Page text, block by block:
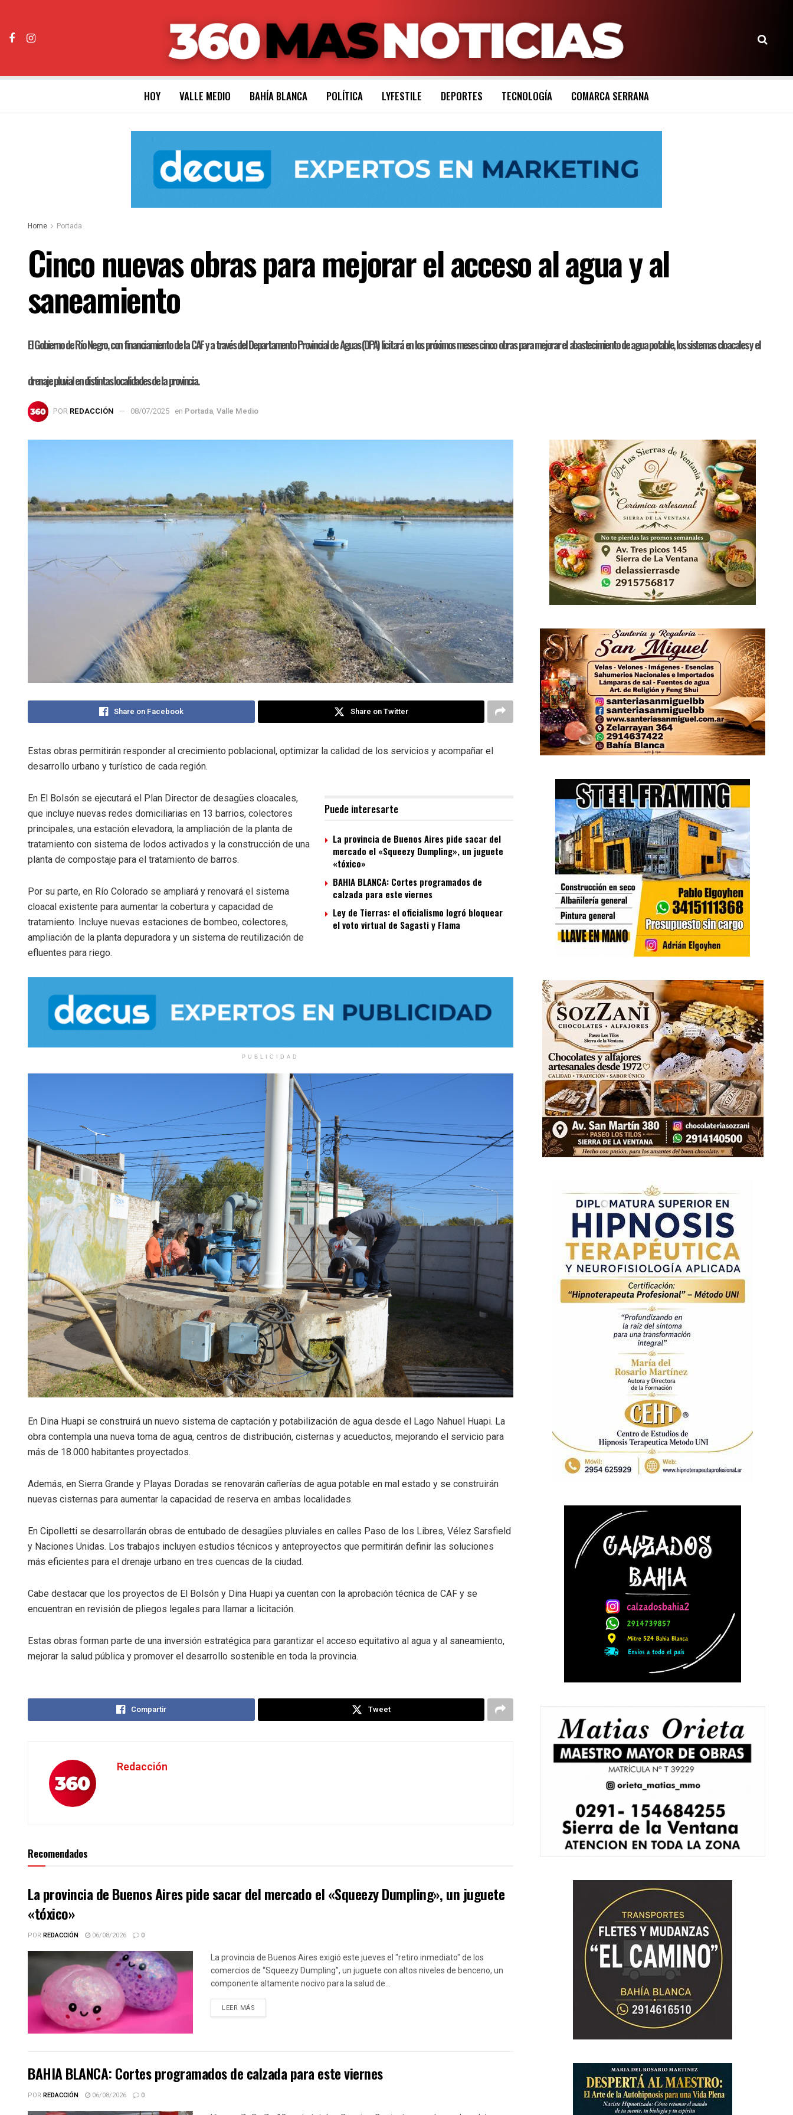
HOY VALLE MEDIO BAHÍA BLANCA POLÍTICA LYFESTILE DEPORTES TECNOLOGÍA COMARCA SERRANA
Home Portada
Cinco nuevas obras para mejorar el acceso al agua y al
saneamiento
El Gobierno de Río Negro, con financiamiento de la CAF y a través del Departamento Provincial de Aguas (DPA) licitará en los próximos meses cinco obras para mejorar el abastecimiento de agua potable, los sistemas cloacales y el
drenaje pluvial en distintas localidades de la provincia.
POR REDACCIÓN 08/07/2025 en Portada, Valle Medio
Share on Facebook Share on Twitter
Estas obras permitirán responder al crecimiento poblacional, optimizar la calidad de los servicios y acompañar el
desarrollo urbano y turístico de cada región.
Puede interesarte
La provincia de Buenos Aires pide sacar del
mercado el «Squeezy Dumpling», un juguete
«tóxico»
BAHIA BLANCA: Cortes programados de
calzada para este viernes
Ley de Tierras: el oficialismo logró bloquear
el voto virtual de Sagasti y Flama
En El Bolsón se ejecutará el Plan Director de desagües cloacales,
que incluye nuevas redes domiciliarias en 13 barrios, colectores
principales, una estación elevadora, la ampliación de la planta de
tratamiento con sistema de lodos activados y la construcción de una
planta de compostaje para el tratamiento de barros.
Por su parte, en Río Colorado se ampliará y renovará el sistema
cloacal existente para aumentar la cobertura y capacidad de
tratamiento. Incluye nuevas estaciones de bombeo, colectores,
ampliación de la planta depuradora y un sistema de reutilización de
efluentes para riego.
PUBLICIDAD
En Dina Huapi se construirá un nuevo sistema de captación y potabilización de agua desde el Lago Nahuel Huapi. La
obra contempla una nueva toma de agua, centros de distribución, cisternas y acueductos, mejorando el servicio para
más de 18.000 habitantes proyectados.
Además, en Sierra Grande y Playas Doradas se renovarán cañerías de agua potable en mal estado y se construirán
nuevas cisternas para aumentar la capacidad de reserva en ambas localidades.
En Cipolletti se desarrollarán obras de entubado de desagües pluviales en calles Paso de los Libres, Vélez Sarsfield
y Naciones Unidas. Los trabajos incluyen estudios técnicos y anteproyectos que permitirán definir las soluciones
más eficientes para el drenaje urbano en tres cuencas de la ciudad.
Cabe destacar que los proyectos de El Bolsón y Dina Huapi ya cuentan con la aprobación técnica de CAF y se
encuentran en revisión de pliegos legales para llamar a licitación.
Estas obras forman parte de una inversión estratégica para garantizar el acceso equitativo al agua y al saneamiento,
mejorar la salud pública y promover el desarrollo sostenible en toda la provincia.
Compartir Tweet
Redacción
Recomendados
La provincia de Buenos Aires pide sacar del mercado el «Squeezy Dumpling», un juguete
«tóxico»
POR REDACCIÓN 06/08/2026 0
La provincia de Buenos Aires exigió este jueves el "retiro inmediato" de los
comercios de “Squeezy Dumpling”, un juguete con altos niveles de benceno, un
componente altamente nocivo para la salud de...
LEER MÁS
BAHIA BLANCA: Cortes programados de calzada para este viernes
POR REDACCIÓN 06/08/2026 0